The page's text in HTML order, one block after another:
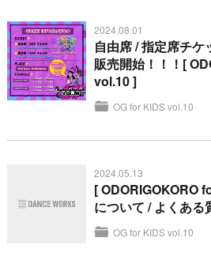
2024.08.01
自由席 / 指定席チケ
販売開始！！！[
vol.10 ]
OG for KIDS vol.10
2024.05.13
[ ODORIGOKORO
について / よくある
OG for KIDS vol.10